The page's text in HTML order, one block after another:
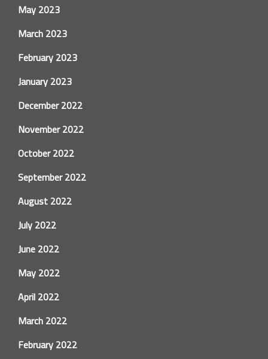
May 2023
March 2023
February 2023
January 2023
December 2022
November 2022
October 2022
September 2022
August 2022
July 2022
June 2022
May 2022
April 2022
March 2022
February 2022